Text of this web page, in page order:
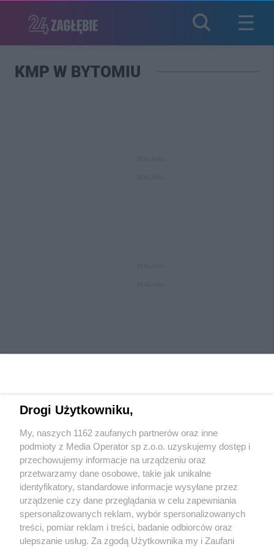
KMP W BYTOMIU
Wydawca mediówlokalnych
Nie zapomnij
zapoznać się z:
polityką prywatności
Twojemiasto Skontaktuj się z nami
Drogi Użytkowniku,
My, naszych 1162 zaufanych partnerów oraz inne
podmioty z Media Operator sp z.o.o. uzyskujemy dostęp i
przechowujemy informacje na urządzeniu oraz
przetwarzamy dane osobowe, takie jak unikalne
identyfikatory, standardowe informacje wysyłane przez
urządzenie czy dane przeglądania w celu zapewniania
spersonalizowanych reklam, wybór spersonalizowanych
treści, pomiar reklam i treści, badanie odbiorców oraz
ulepszanie usług. Za zgodą Użytkownika my i Zaufani